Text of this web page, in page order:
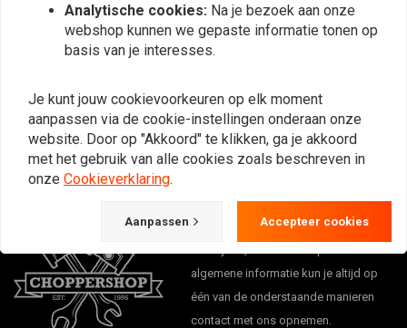
Abonneer
Bij vragen over je bestelling,
algemene informatie kun je altijd op
één van de onderstaande manieren
contact met ons opnemen.
Analytische cookies: Na je bezoek aan onze
webshop kunnen we gepaste informatie tonen op
basis van je interesses.
Je kunt jouw cookievoorkeuren op elk moment
aanpassen via de cookie-instellingen onderaan onze
website. Door op "Akkoord" te klikken, ga je akkoord
met het gebruik van alle cookies zoals beschreven in
onze Cookieverklaring.
Aanpassen Accepteer cookies